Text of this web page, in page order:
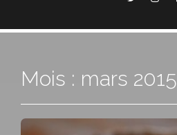
Mois : mars 2015